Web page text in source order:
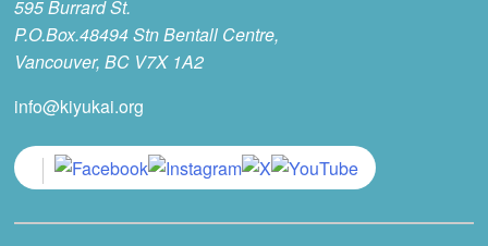
595 Burrard St.
P.O.Box.48494 Stn Bentall Centre,
Vancouver, BC V7X 1A2
info@kiyukai.org